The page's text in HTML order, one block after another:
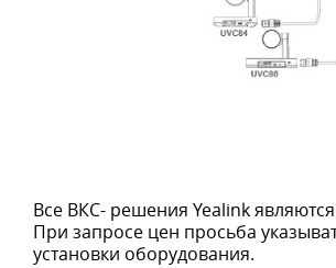
Все ВКС- решения Yealink
При запросе цен просьба
установки оборудования.